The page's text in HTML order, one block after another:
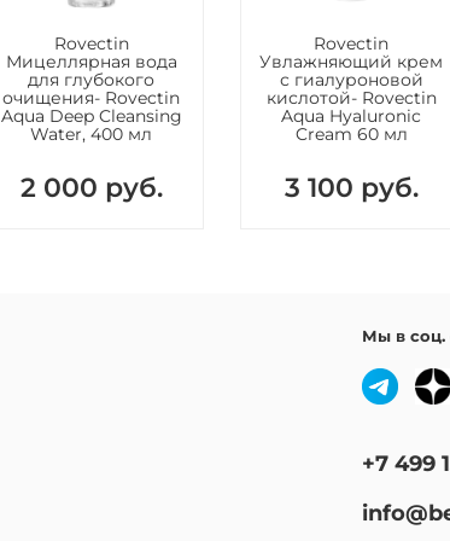
Состав
Water, Zinc Oxide,
Propanediol, Propylheptyl
Isododecane, Dicaprylyl Ether,
Diisostearate/Polyhydroxystearate/
Methicone, Cardiospermum
Panthenol, Helianthus Annuus
Unsaponifiables, Glyceryl
Glycol, Methyldihydrojasmonate,
Rovectin
Мицеллярная вода
для глубокого
очищения- Rovectin
Aqua Deep Cleansing
Water, 400 мл
2 000 руб.
Rovectin
Увлажняющий крем
с гиалуроновой
кислотой- Rovectin
Aqua Hyaluronic
Cream 60 мл
3 100 руб.
Мы в соц.
+7 499